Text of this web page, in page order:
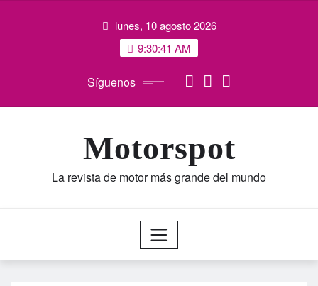
lunes, 10 agosto 2026
9:30:42 AM
Síguenos
Motorspot
La revista de motor más grande del mundo